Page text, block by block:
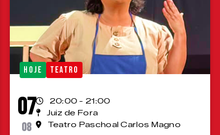
HOJE TEATRO
07
08
20:00 - 21:00
Juiz de Fora
Teatro Paschoal Carlos Magno